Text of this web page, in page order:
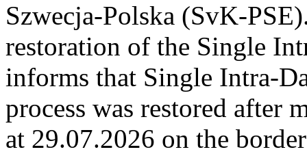
Szwecja-Polska (SvK-
restoration of the Single
informs that Single Intra-
process was restored after
at 29.07.2026 on the